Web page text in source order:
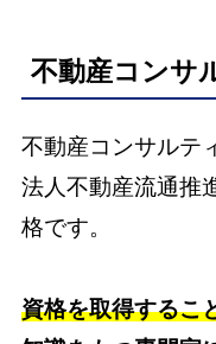
不動産コンサ
不動産コンサルテ
法人不動産流通推
格です。
資格を取得するこ